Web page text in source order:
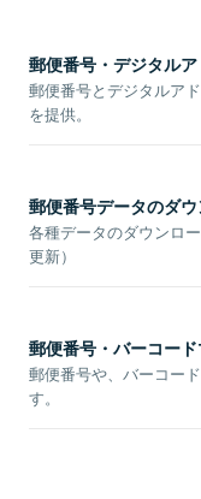
郵便番号・デジタル
郵便番号とデジタルア
を提供。
郵便番号データのダ
各種データのダウンロ
更新）
郵便番号・バーコー
郵便番号や、バーコー
す。